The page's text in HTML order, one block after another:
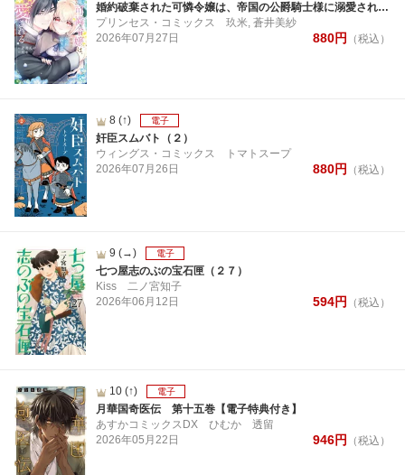
婚約破棄された可憐令嬢は、帝国の公爵騎士様に溺愛される【電子単行本】 4
プリンセス・コミックス 玖米, 蒼井美紗
2026年07月 27日 880円 （税込）
8 (↑) 電子
奸臣スムバト（２）
ウィングス・コミックス
トマトスープ
2026年07月 26日 880円 （税込）
9 (→) 電子
七つ屋志のぶの宝石匣（２７）
Kiss
二ノ宮知子
2026年06月 12日 594円 （税込）
10 (↑) 電子
月華国奇医伝 第十五巻【電子特典付き】
あすかコミックスDX ひむか 透留
2026年05月 22日 946円 （税込）